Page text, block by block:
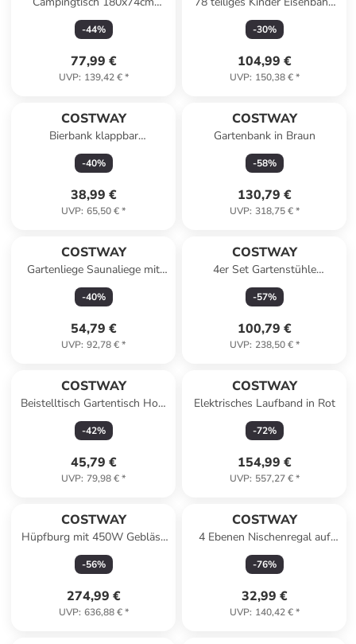
klappbar in Grau
-44%
77,99 €
UVP: 139,42 €*
Set in Hellbraun
-30%
104,99 €
UVP: 150,38 €*
COSTWAY
Bierbank klappbar
182x27,5x43 cm in Weiß
-40%
38,99 €
UVP: 65,50 €*
COSTWAY
Gartenbank in Braun
-58%
130,79 €
UVP: 318,75 €*
COSTWAY
Gartenliege Saunaliege mit
Kopfkissen in Grau
-40%
54,79 €
UVP: 92,78 €*
COSTWAY
4er Set Gartenstühle
56x70x84cm in Grau
-57%
100,79 €
UVP: 238,50 €*
COSTWAY
Beistelltisch Gartentisch Holz
62 x 40 cm in Braun
-42%
45,79 €
UVP: 79,98 €*
COSTWAY
Elektrisches Laufband in Rot
-72%
154,99 €
UVP: 557,27 €*
COSTWAY
Hüpfburg mit 450W Gebläse
in Bunt
-56%
274,99 €
UVP: 636,88 €*
COSTWAY
4 Ebenen Nischenregal auf
Rollen in Beige
-76%
32,99 €
UVP: 140,42 €*